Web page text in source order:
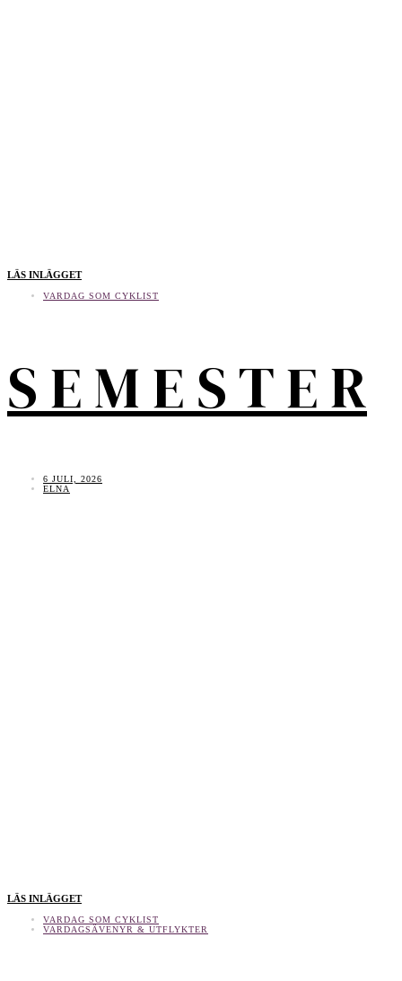
LÄS INLÄGGET
VARDAG SOM CYKLIST
S E M E S T E R
6 JULI, 2026
ELNA
LÄS INLÄGGET
VARDAG SOM CYKLIST
VARDAGSÄVENYR & UTFLYKTER